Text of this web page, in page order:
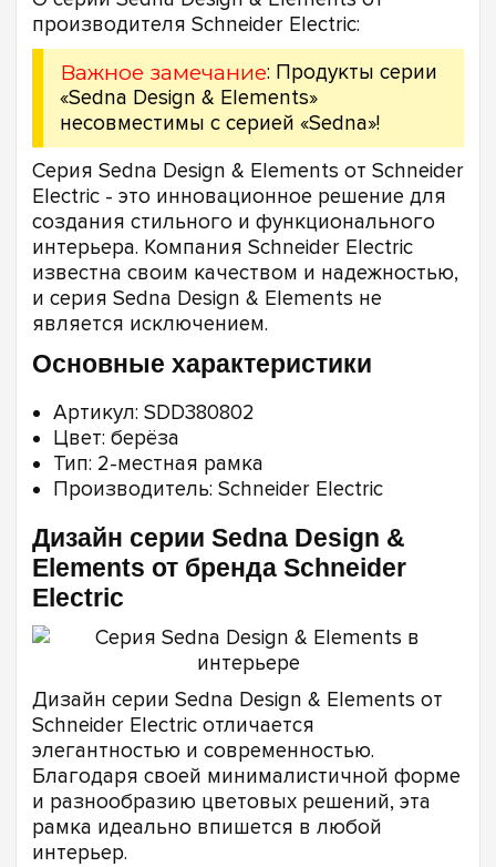
производителя Schneider Electric:
Важное замечание: Продукты серии
«Sedna Design & Elements»
несовместимы с серией «Sedna»!
Серия Sedna Design & Elements от Schneider
Electric - это инновационное решение для
создания стильного и функционального
интерьера. Компания Schneider Electric
известна своим качеством и надежностью,
и серия Sedna Design & Elements не
является исключением.
Основные характеристики
Артикул: SDD380802
Цвет: берёза
Тип: 2-местная рамка
Производитель: Schneider Electric
Дизайн серии Sedna Design &
Elements от бренда Schneider
Electric
Дизайн серии Sedna Design & Elements от
Schneider Electric отличается
элегантностью и современностью.
Благодаря своей минималистичной форме
и разнообразию цветовых решений, эта
рамка идеально впишется в любой
интерьер.